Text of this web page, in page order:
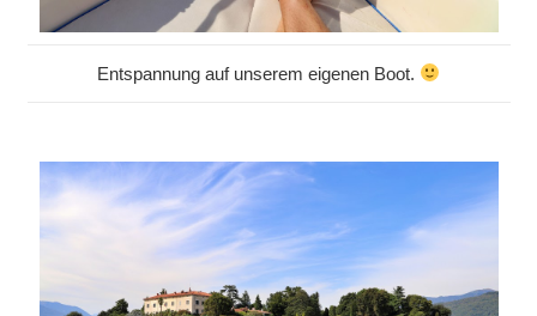
Entspannung auf unserem eigenen Boot.